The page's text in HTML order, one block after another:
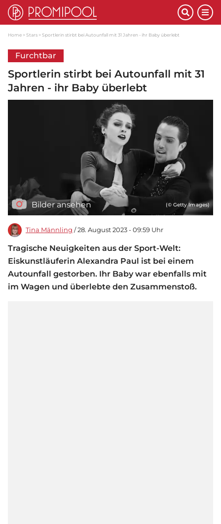
Home Stars Sportlerin stirbt bei Autounfall mit 31 Jahren - ihr Baby überlebt
Furchtbar
Sportlerin stirbt bei Autounfall mit 31
Jahren - ihr Baby überlebt
Bilder ansehen (© Getty Images)
Tina Männling / 28. August 2023 - 09:59 Uhr
Tragische Neuigkeiten aus der Sport-Welt:
Eiskunstläuferin Alexandra Paul ist bei einem
Autounfall gestorben. Ihr Baby war ebenfalls mit
im Wagen und überlebte den Zusammenstoß.